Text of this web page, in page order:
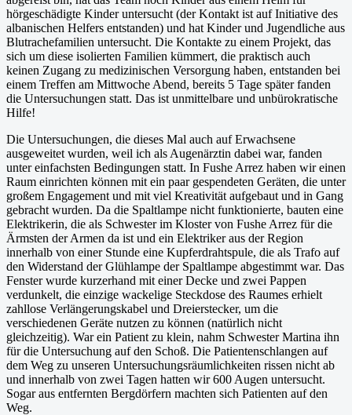
hörgeschädigte Kinder untersucht (der Kontakt ist auf Initiative des
albanischen Helfers entstanden) und hat Kinder und Jugendliche aus
Blutrachefamilien untersucht. Die Kontakte zu einem Projekt, das
sich um diese isolierten Familien kümmert, die praktisch auch
keinen Zugang zu medizinischen Versorgung haben, entstanden bei
einem Treffen am Mittwoche Abend, bereits 5 Tage später fanden
die Untersuchungen statt. Das ist unmittelbare und unbürokratische
Hilfe!
Die Untersuchungen, die dieses Mal auch auf Erwachsene
ausgeweitet wurden, weil ich als Augenärztin dabei war, fanden
unter einfachsten Bedingungen statt. In Fushe Arrez haben wir einen
Raum einrichten können mit ein paar gespendeten Geräten, die unter
großem Engagement und mit viel Kreativität aufgebaut und in Gang
gebracht wurden. Da die Spaltlampe nicht funktionierte, bauten eine
Elektrikerin, die als Schwester im Kloster von Fushe Arrez für die
Ärmsten der Armen da ist und ein Elektriker aus der Region
innerhalb von einer Stunde eine Kupferdrahtspule, die als Trafo auf
den Widerstand der Glühlampe der Spaltlampe abgestimmt war. Das
Fenster wurde kurzerhand mit einer Decke und zwei Pappen
verdunkelt, die einzige wackelige Steckdose des Raumes erhielt
zahllose Verlängerungskabel und Dreierstecker, um die
verschiedenen Geräte nutzen zu können (natürlich nicht
gleichzeitig). War ein Patient zu klein, nahm Schwester Martina ihn
für die Untersuchung auf den Schoß. Die Patientenschlangen auf
dem Weg zu unseren Untersuchungsräumlichkeiten rissen nicht ab
und innerhalb von zwei Tagen hatten wir 600 Augen untersucht.
Sogar aus entfernten Bergdörfern machten sich Patienten auf den
Weg.